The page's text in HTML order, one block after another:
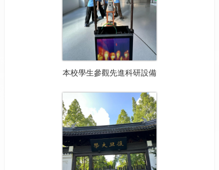
本校學生參觀先進科研設備